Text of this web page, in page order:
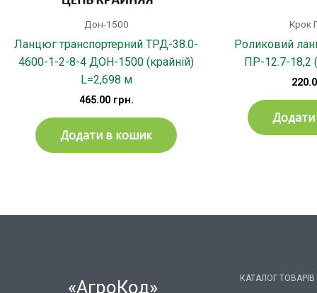
Дон-1500
Ланцюг транспортерний ТРД-38.0-
4600-1-2-8-4 ДОН-1500 (крайній)
L=2,698 м
465.00 грн.
Додати в кошик
Крок
Роликовий
ПР-12.7-18,2
«АгроКод» КАТАЛОГ ТОВАРІВ